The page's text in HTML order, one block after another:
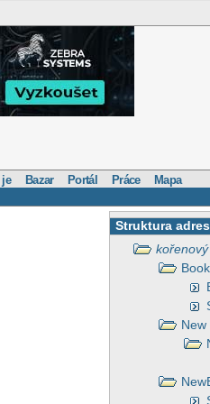
je Bazar Portál Práce Mapa
Struktura
New